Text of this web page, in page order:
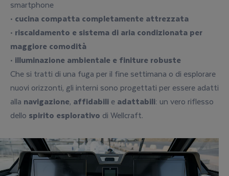
smartphone
• cucina compatta completamente attrezzata
• riscaldamento e sistema di aria condizionata per
maggiore comodità
• illuminazione ambientale e finiture robuste
Che si tratti di una fuga per il fine settimana o di esplorare
nuovi orizzonti, gli interni sono progettati per essere adatti
alla navigazione, affidabili e adattabili: un vero riflesso
dello spirito esplorativo di Wellcraft.